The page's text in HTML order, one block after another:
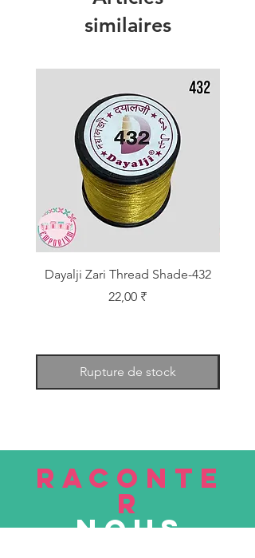
similaires
Dayalji Zari Thread Shade-432
Prix
22,00 ₹
Rupture de stock
RACONTE
R
nous